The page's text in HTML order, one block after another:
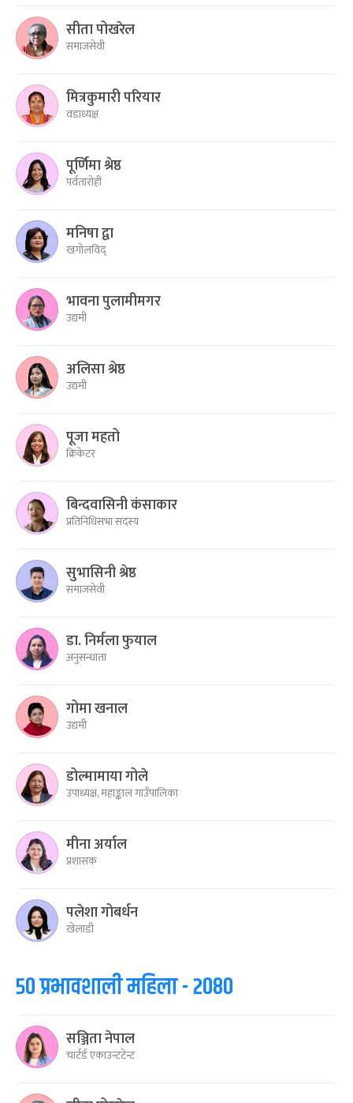
सीता पोखरेल
समाजसेवी
मित्रकुमारी परियार
वडाध्यक्ष
पूर्णिमा श्रेष्ठ
पर्वतारोही
मनिषा द्वा
खगोलविद्
भावना पुलामीमगर
उद्यमी
अलिसा श्रेष्ठ
उद्यमी
पूजा महतो
क्रिकेटर
बिन्दवासिनी कंसाकार
प्रतिनिधिसभा सदस्य
सुभासिनी श्रेष्ठ
समाजसेवी
डा. निर्मला फुयाल
अनुसन्धाता
गोमा खनाल
उद्यमी
डोल्मामाया गोले
उपाध्यक्ष, महाङ्काल गाउँपालिका
मीना अर्याल
प्रशासक
पलेशा गोबर्धन
खेलाडी
५० प्रभावशाली महिला - २०८०
सञ्जिता नेपाल
चार्टर्ड एकाउन्टटेन्ट